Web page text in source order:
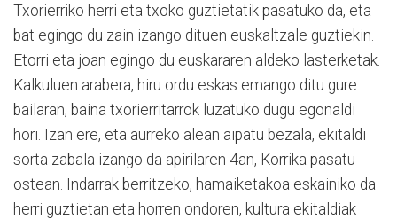
Txorierriko herri eta txoko guztietatik pasatuko da, eta
bat egingo du zain izango dituen euskaltzale guztiekin.
Etorri eta joan egingo du euskararen aldeko lasterketak.
Kalkuluen arabera, hiru ordu eskas emango ditu gure
bailaran, baina txorierritarrok luzatuko dugu egonaldi
hori. Izan ere, eta aurreko alean aipatu bezala, ekitaldi
sorta zabala izango da apirilaren 4an, Korrika pasatu
ostean. Indarrak berritzeko, hamaiketakoa eskainiko da
herri guztietan eta horren ondoren, kultura ekitaldiak